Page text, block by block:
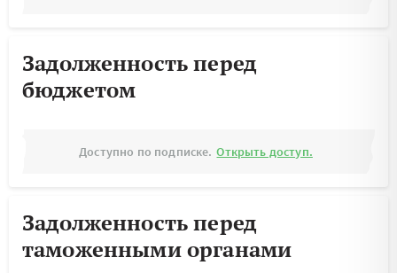
Задолженность перед
бюджетом
Доступно по подписке. Открыть доступ.
Задолженность перед
таможенными органами